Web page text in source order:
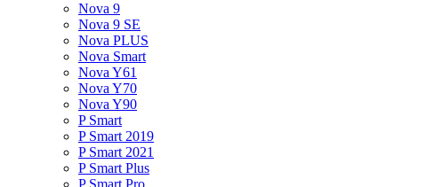
Nova 9
Nova 9 SE
Nova PLUS
Nova Smart
Nova Y61
Nova Y70
Nova Y90
P Smart
P Smart 2019
P Smart 2021
P Smart Plus
P Smart Pro